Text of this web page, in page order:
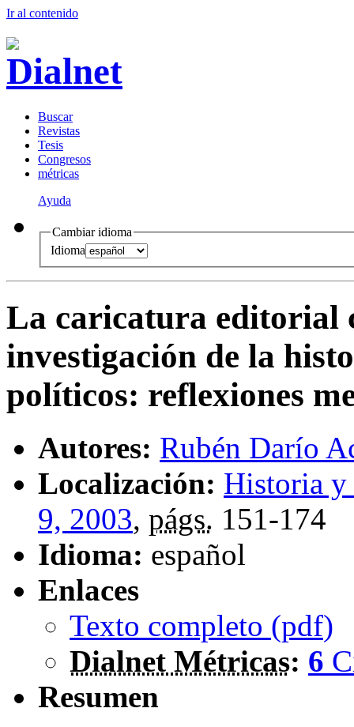
Ir al contenido
Buscar
Revistas
Tesis
Congresos
métricas
Ayuda
Cambiar idioma
Idioma
La caricatura editorial
investigación de la
políticos: reflexiones
Autores: Rubén Darío
Localización: Historia y
9, 2003, págs. 151-174
Idioma: español
Enlaces
Texto completo (pdf)
Dialnet Métricas: 6
Resumen